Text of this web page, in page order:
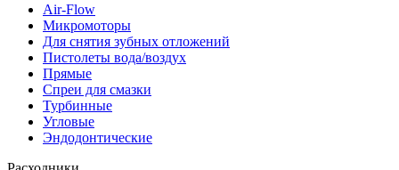
Air-Flow
Микромоторы
Для снятия зубных отложений
Пистолеты вода/воздух
Прямые
Спреи для смазки
Турбинные
Угловые
Эндодонтические